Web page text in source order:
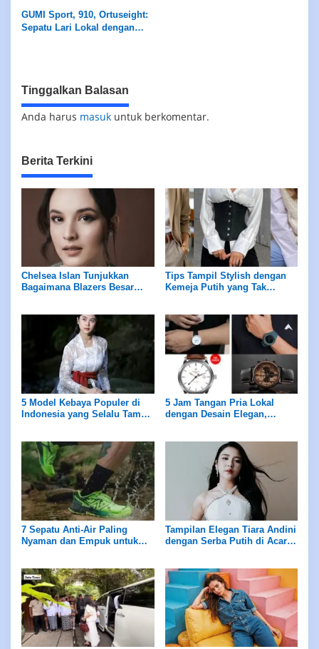
Tas Hermes
GUMI Sport, 910, Ortuseight:
Sepatu Lari Lokal dengan
Tinggalkan Balasan
Anda harus masuk untuk berkomentar.
Berita Terkini
Chelsea Islan Tunjukkan
Bagaimana Blazers Besar
Tips Tampil Stylish dengan
Kemeja Putih yang Tak
5 Model Kebaya Populer di
Indonesia yang Selalu Tampil
5 Jam Tangan Pria Lokal
dengan Desain Elegan,
7 Sepatu Anti-Air Paling
Nyaman dan Empuk untuk
Tampilan Elegan Tiara Andini
dengan Serba Putih di Acara